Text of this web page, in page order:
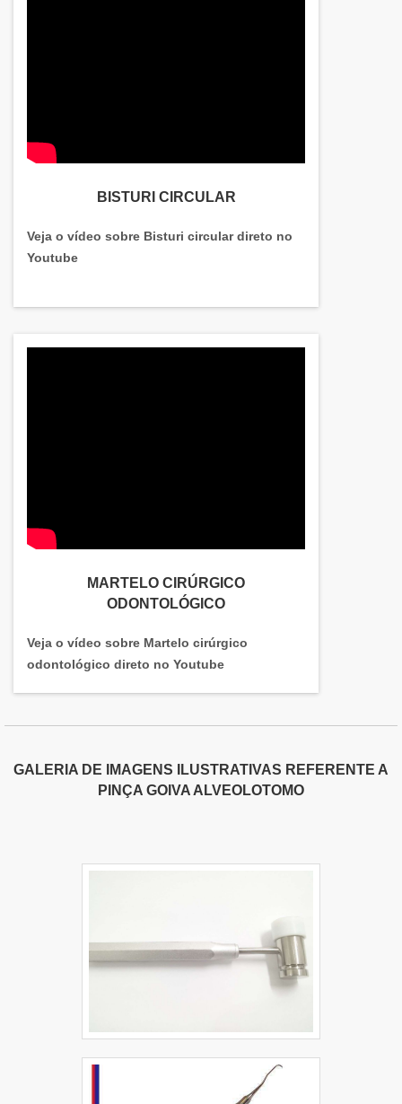
BISTURI CIRCULAR
Veja o vídeo sobre Bisturi circular direto no
Youtube
MARTELO CIRÚRGICO
ODONTOLÓGICO
Veja o vídeo sobre Martelo cirúrgico
odontológico direto no Youtube
GALERIA DE IMAGENS ILUSTRATIVAS REFERENTE A
PINÇA GOIVA ALVEOLOTOMO